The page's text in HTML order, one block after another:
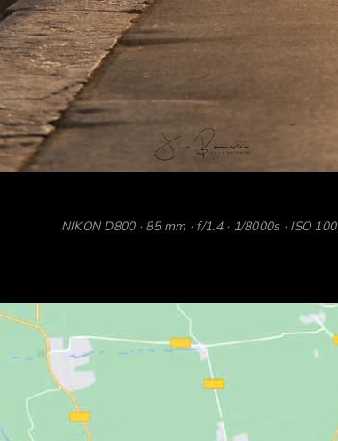
NIKON D800 · 85 mm · f/1.4 · 1/8000s · ISO 100